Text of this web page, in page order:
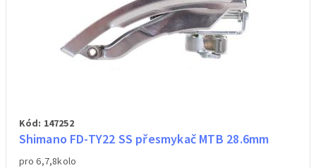
Kód: 147252
Shimano FD-TY22 SS přesmykač MTB 28.6mm
pro 6,7,8kolo